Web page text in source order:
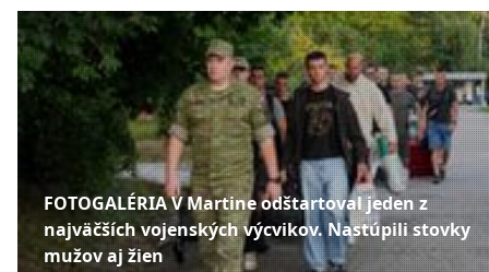
FOTOGALÉRIA V Martine odštartoval jeden z
najväčších vojenských výcvikov. Nastúpili stovky
mužov aj žien